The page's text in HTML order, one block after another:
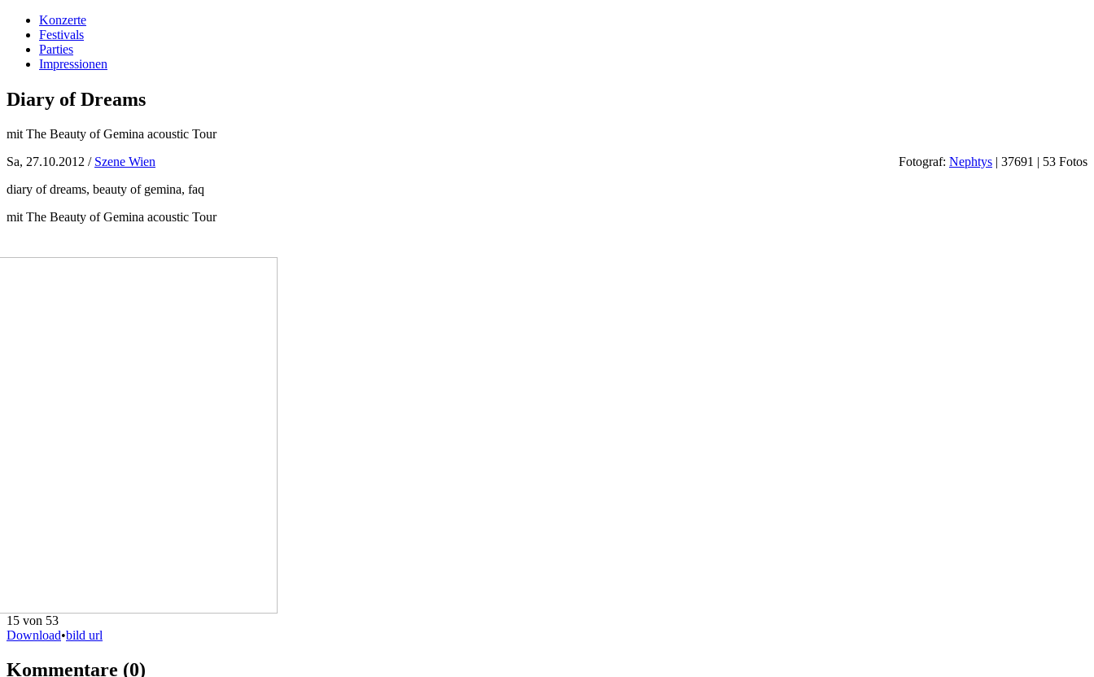
Konzerte
Festivals
Parties
Impressionen
Diary of Dreams
mit The Beauty of Gemina acoustic Tour
Sa, 27.10.2012 / Szene Wien Fotograf: Nephtys | 37691 | 53 Fotos
diary of dreams, beauty of gemina, faq
mit The Beauty of Gemina acoustic Tour
15 von 53
Download•bild url
Kommentare (0)